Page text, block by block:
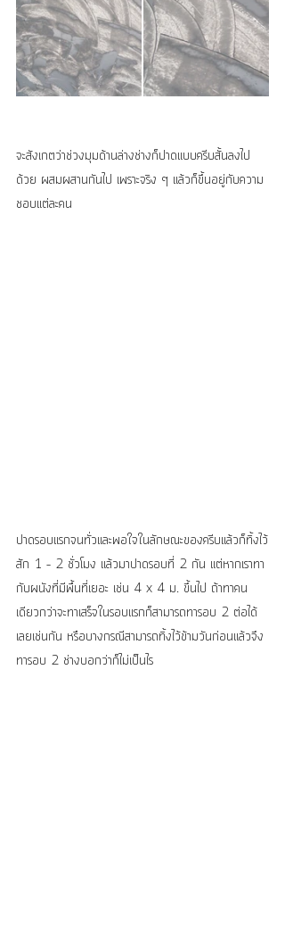
จะสังเกตว่าช่วงมุมด้านล่างช่างก็ปาดแบบครีบสั้นลงไป
ด้วย ผสมผสานกันไป เพราะจริง ๆ แล้วก็ขึ้นอยู่กับความ
ชอบแต่ละคน
ปาดรอบแรกจนทั่วและพอใจในลักษณะของครีบแล้วก็ทิ้งไว้
สัก 1 – 2 ชั่วโมง แล้วมาปาดรอบที่ 2 กัน แต่หากเราทา
กับผนังที่มีพื้นที่เยอะ เช่น 4 x 4 ม. ขึ้นไป ถ้าทาคน
เดียวกว่าจะทาเสร็จในรอบแรกก็สามารถทารอบ 2 ต่อได้
เลยเช่นกัน หรือบางกรณีสามารถทิ้งไว้ข้ามวันก่อนแล้วจึง
ทารอบ 2 ช่างบอกว่าก็ไม่เป็นไร